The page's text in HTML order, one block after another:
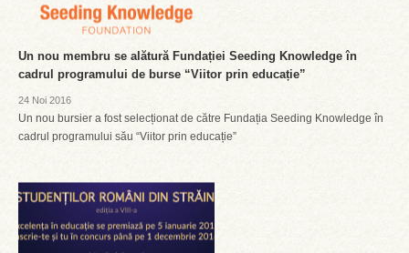
Un nou membru se alătură Fundației Seeding Knowledge în
cadrul programului de burse “Viitor prin educație”
24 Noi 2016
Un nou bursier a fost selecționat de către Fundația Seeding Knowledge în
cadrul programului său “Viitor prin educație”